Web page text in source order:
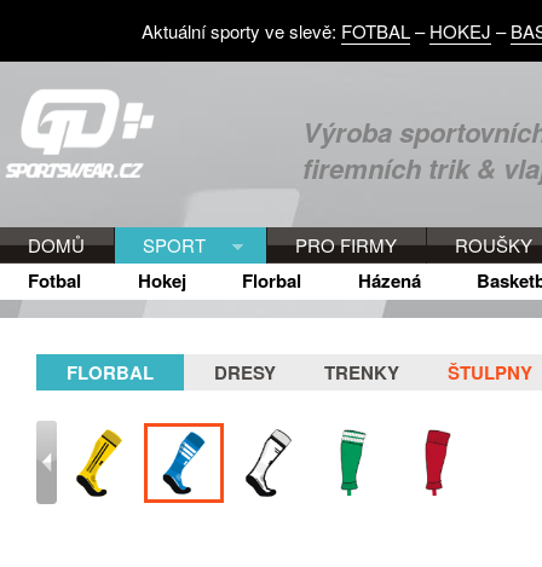
Výroba
firemních trik &
DOMŮ SPORT PRO FIRMY ROUŠKY
Fotbal Hokej Florbal Házená
FLORBAL DRESY TRENKY ŠTULPNY
Aktuální sporty ve slevě: FOTBAL–HOKEJ –